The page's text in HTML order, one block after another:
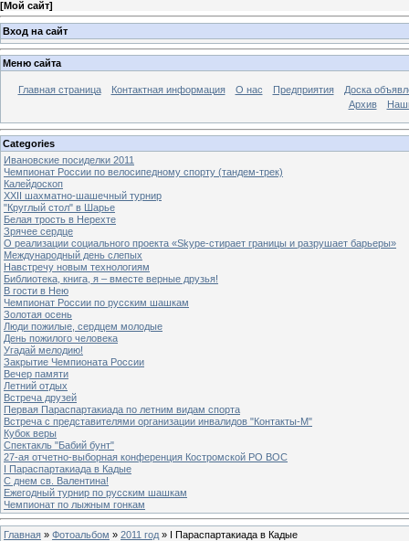
[Мой сайт]
Вход на сайт
Меню сайта
Главная страница Контактная информация О нас Предприятия
Доска
Архив
Categories
Ивановские посиделки 2011
Чемпионат России по велосипедному спорту (тандем-трек)
Калейдоскоп
XXII шахматно-шашечный турнир
"Круглый стол" в Шарье
Белая трость в Нерехте
Зрячее сердце
О реализации социального проекта «Skype-стирает границы и разрушает барьеры»
Международный день слепых
Навстречу новым технологиям
Библиотека, книга, я – вместе верные друзья!
В гости в Нею
Чемпионат России по русским шашкам
Золотая осень
Люди пожилые, сердцем молодые
День пожилого человека
Угадай мелодию!
Закрытие Чемпионата России
Вечер памяти
Летний отдых
Встреча друзей
Первая Параспартакиада по летним видам спорта
Встреча с представителями организации инвалидов "Контакты-М"
Кубок веры
Спектакль "Бабий бунт"
27-ая отчетно-выборная конференция Костромской РО ВОС
I Параспартакиада в Кадые
С днем св. Валентина!
Ежегодный турнир по русским шашкам
Чемпионат по лыжным гонкам
Главная » Фотоальбом » 2011 год » I Параспартакиада в Кадые